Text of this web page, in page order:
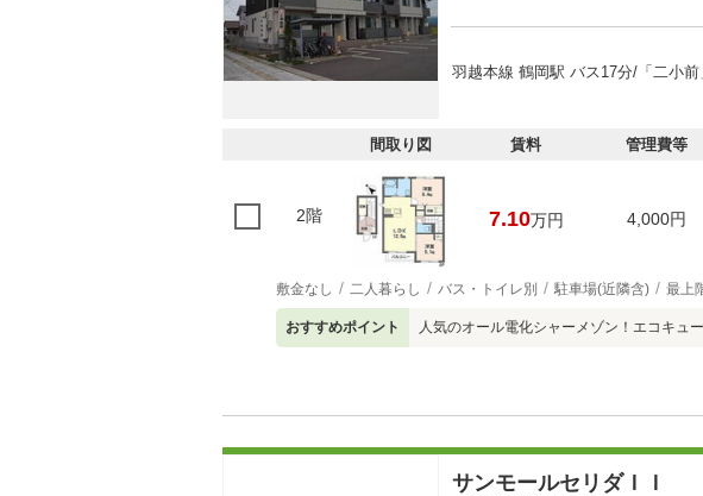
羽越本線 鶴岡駅 バス17分/「二小
間取り図 賃料 管理費等
2階 7.10万円 4,000円
敷金なし 二人暮らし バス・トイレ別 駐車場(近隣含) 最上
おすすめポイント 人気のオール電化シャーメゾン！エコキュ
サンモールセリダＩＩ